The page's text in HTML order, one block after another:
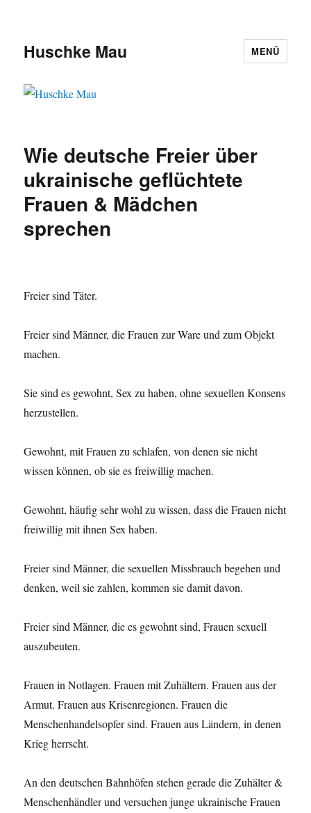
Huschke Mau MENÜ
Wie deutsche Freier über
ukrainische geflüchtete
Frauen & Mädchen
sprechen
Freier sind Täter.
Freier sind Männer, die Frauen zur Ware und zum Objekt
machen.
Sie sind es gewohnt, Sex zu haben, ohne sexuellen Konsens
herzustellen.
Gewohnt, mit Frauen zu schlafen, von denen sie nicht
wissen können, ob sie es freiwillig machen.
Gewohnt, häufig sehr wohl zu wissen, dass die Frauen nicht
freiwillig mit ihnen Sex haben.
Freier sind Männer, die sexuellen Missbrauch begehen und
denken, weil sie zahlen, kommen sie damit davon.
Freier sind Männer, die es gewohnt sind, Frauen sexuell
auszubeuten.
Frauen in Notlagen. Frauen mit Zuhältern. Frauen aus der
Armut. Frauen aus Krisenregionen. Frauen die
Menschenhandelsopfer sind. Frauen aus Ländern, in denen
Krieg herrscht.
An den deutschen Bahnhöfen stehen gerade die Zuhälter &
Menschenhändler und versuchen junge ukrainische Frauen